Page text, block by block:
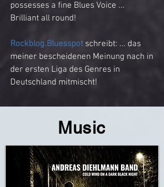
possesses a fine Blues Voice ...
Brilliant all round!
Rockblog.Bluesspot schreibt: ... das
meiner bescheidenen Meinung nach in
der ersten Liga des Genres in
Deutschland mitmischt!
Music